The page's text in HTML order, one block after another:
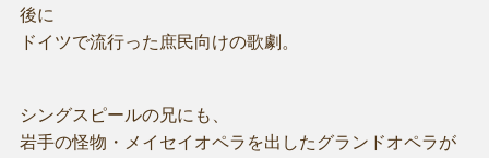
後に
ドイツで流行った庶民向けの歌劇。
シングスピールの兄にも、
岩手の怪物・メイセイオペラを出したグランドオペラが